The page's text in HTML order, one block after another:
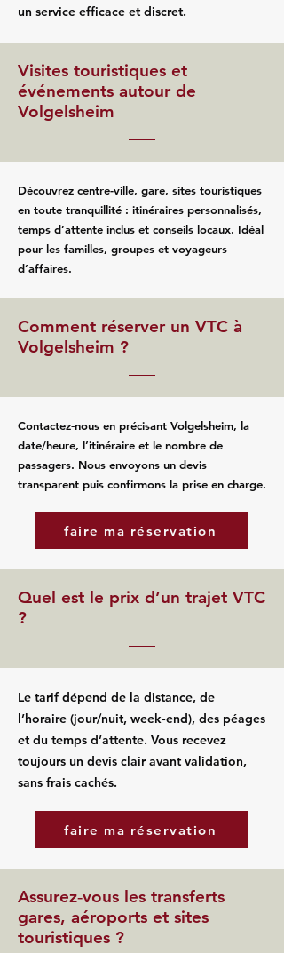
un service efficace et discret.
Visites touristiques et
événements autour de
Volgelsheim
Découvrez centre-ville, gare, sites touristiques
en toute tranquillité : itinéraires personnalisés,
temps d’attente inclus et conseils locaux. Idéal
pour les familles, groupes et voyageurs
d’affaires.
Comment réserver un VTC à
Volgelsheim ?
Contactez‑nous en précisant Volgelsheim, la
date/heure, l’itinéraire et le nombre de
passagers. Nous envoyons un devis
transparent puis confirmons la prise en charge.
faire ma réservation
Quel est le prix d’un trajet VTC
?
Le tarif dépend de la distance, de
l’horaire (jour/nuit, week‑end), des péages
et du temps d’attente. Vous recevez
toujours un devis clair avant validation,
sans frais cachés.
faire ma réservation
Assurez‑vous les transferts
gares, aéroports et sites
touristiques ?